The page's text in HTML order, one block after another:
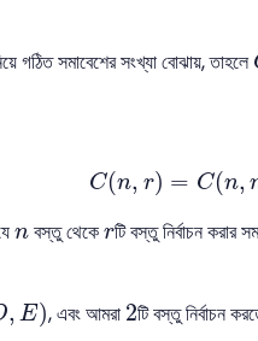
গঠিত সমাবেশের সংখ্যা বোঝায়, তাহলে
C(n, r) = C(n,
C( n,r C(n
n
nবস্তু থেকে r
rটি বস্তু নির্বাচন করার
, E)
) , এবং আমরা 2
2টি বস্তু নির্বাচন